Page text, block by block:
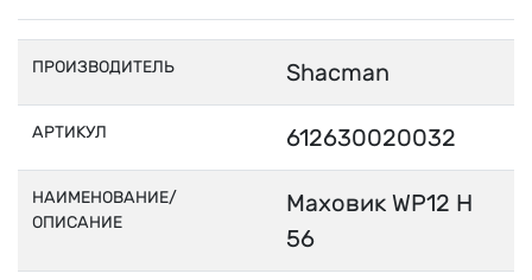
ПРОИЗВОДИТЕЛЬ Shacman
АРТИКУЛ 612630020032
НАИМЕНОВАНИЕ/
ОПИСАНИЕ
Маховик WP12 H
56